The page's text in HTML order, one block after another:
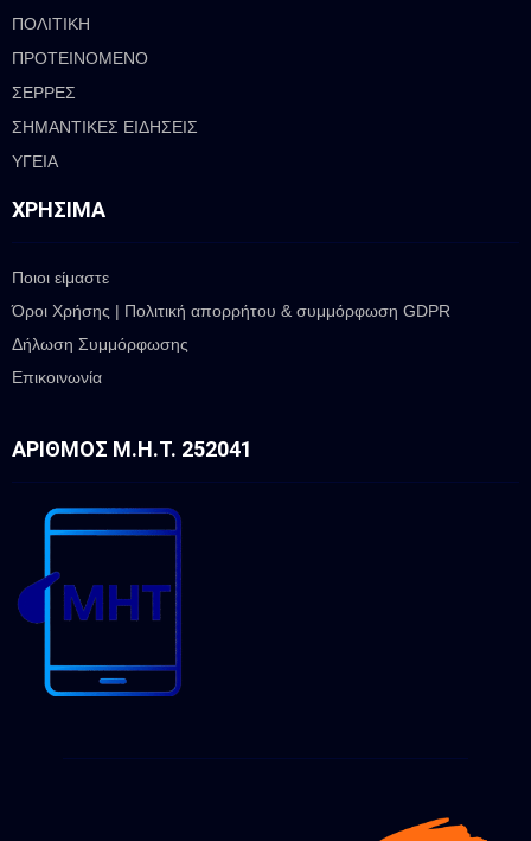
ΠΟΛΙΤΙΚΗ
ΠΡΟΤΕΙΝΟΜΕΝΟ
ΣΕΡΡΕΣ
ΣΗΜΑΝΤΙΚΕΣ ΕΙΔΗΣΕΙΣ
ΥΓΕΙΑ
ΧΡΉΣΙΜΑ
Ποιοι είμαστε
Όροι Χρήσης | Πολιτική απορρήτου & συμμόρφωση GDPR
Δήλωση Συμμόρφωσης
Επικοινωνία
ΑΡΙΘΜΌΣ Μ.Η.Τ. 252041